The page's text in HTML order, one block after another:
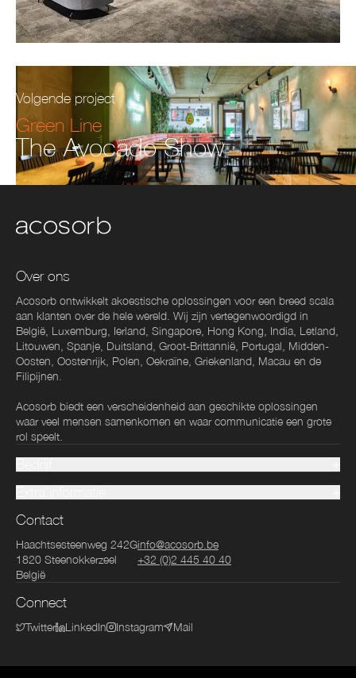
Volgende project
Green Line
The Avocado Show
Over ons
Acosorb ontwikkelt akoestische oplossingen voor een breed scala
aan klanten over de hele wereld. Wij zijn vertegenwoordigd in
België, Luxemburg, Ierland, Singapore, Hong Kong, India, Letland,
Litouwen, Spanje, Duitsland, Groot-Brittannië, Portugal, Midden-
Oosten, Oostenrijk, Polen, Oekraïne, Griekenland, Macau en de
Filipijnen.
Acosorb biedt een verscheidenheid aan geschikte oplossingen
waar veel mensen samenkomen en waar communicatie een grote
rol speelt.
Contact
Haachtsesteenweg 242G
1820 Steenokkerzeel
België
info@acosorb.be
+32 (0)2 445 40 40
Connect
Twitter LinkedIn Instagram Mail